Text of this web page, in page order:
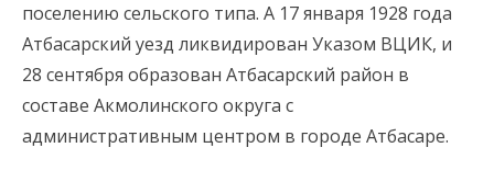
поселению сельского типа. А 17 января 1928 года
Атбасарский уезд ликвидирован Указом ВЦИК, и
28 сентября образован Атбасарский район в
составе Акмолинского округа с
административным центром в городе Атбасаре.